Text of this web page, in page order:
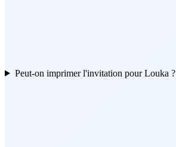
Peut-on imprimer l'invitation pour Louka ?